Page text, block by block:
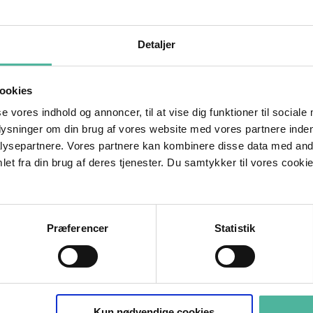
Detaljer
vores indhold og annoncer, til at vise dig funktioner til sociale
om din brug af vores website med vores partnere
Vores partnere kan kombinere disse data med
fra din brug af deres tjenester. Du samtykker til vores
Præferencer Statistik
aspekt inden for SEO, men det har rent faktisk en
Derfor bør du tjekke om dit websites URL-
URL-adresser med det samme indhold.